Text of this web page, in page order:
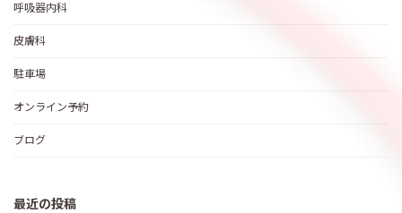
呼吸器内科
皮膚科
駐車場
オンライン予約
ブログ
最近の投稿